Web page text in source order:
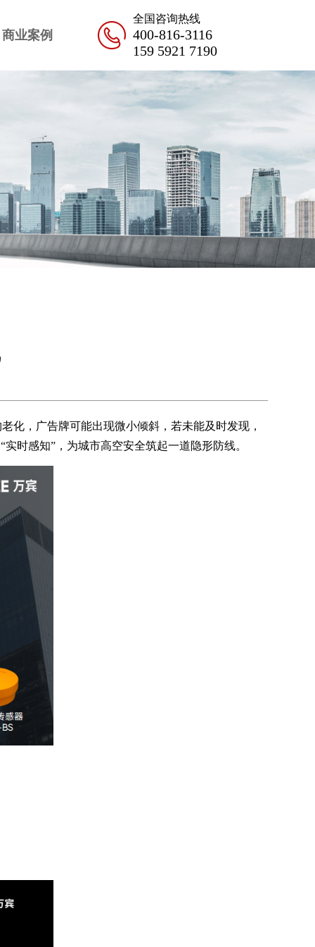
商业案例
全国咨询热线
400-816-3116
159 5921 7190
化，广告牌可能出现微小倾斜，若未能及时发现，
时感知”，为城市高空安全筑起一道隐形防线。